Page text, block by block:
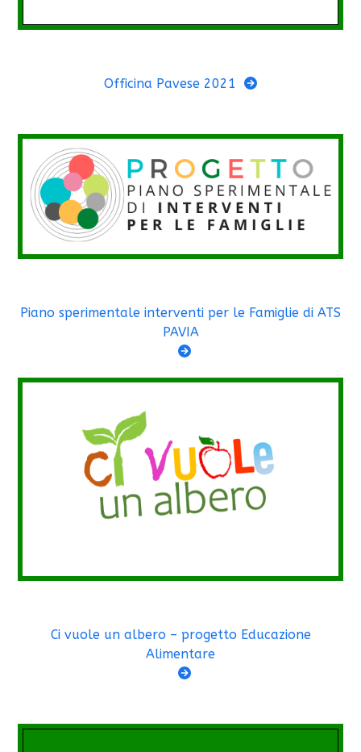
Officina Pavese 2021
Piano sperimentale interventi per le Famiglie di ATS
PAVIA
Ci vuole un albero – progetto Educazione
Alimentare